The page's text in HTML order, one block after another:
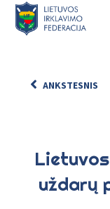
ANKSTESNIS
uždarų